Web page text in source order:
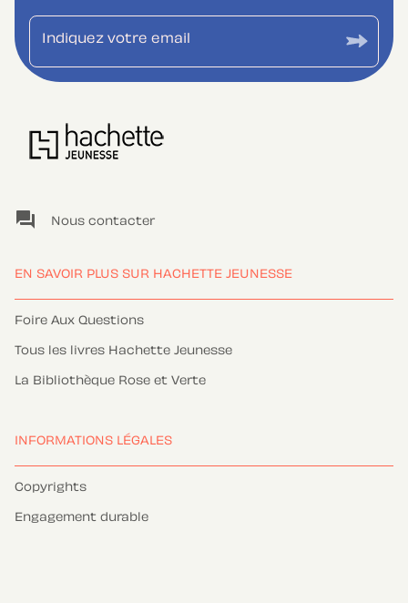
Indiquez votre email
question_answer Nous contacter
EN SAVOIR PLUS SUR HACHETTE JEUNESSE
Foire Aux Questions
Tous les livres Hachette Jeunesse
La Bibliothèque Rose et Verte
INFORMATIONS LÉGALES
Copyrights
Engagement durable